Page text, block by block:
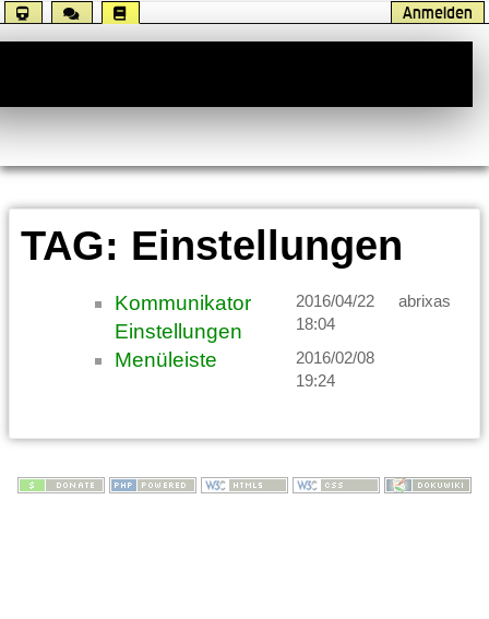
Anmelden
TAG: Einstellungen
Kommunikator
Einstellungen
2016/04/22
18:04
abrixas
Menüleiste
2016/02/08
19:24